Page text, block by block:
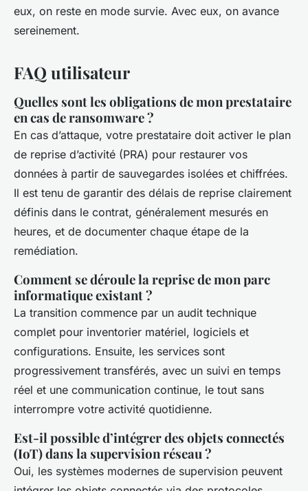
eux, on reste en mode survie. Avec eux, on avance
sereinement.
FAQ utilisateur
Quelles sont les obligations de mon prestataire
en cas de ransomware ?
En cas d’attaque, votre prestataire doit activer le plan
de reprise d’activité (PRA) pour restaurer vos
données à partir de sauvegardes isolées et chiffrées.
Il est tenu de garantir des délais de reprise clairement
définis dans le contrat, généralement mesurés en
heures, et de documenter chaque étape de la
remédiation.
Comment se déroule la reprise de mon parc
informatique existant ?
La transition commence par un audit technique
complet pour inventorier matériel, logiciels et
configurations. Ensuite, les services sont
progressivement transférés, avec un suivi en temps
réel et une communication continue, le tout sans
interrompre votre activité quotidienne.
Est-il possible d’intégrer des objets connectés
(IoT) dans la supervision réseau ?
Oui, les systèmes modernes de supervision peuvent